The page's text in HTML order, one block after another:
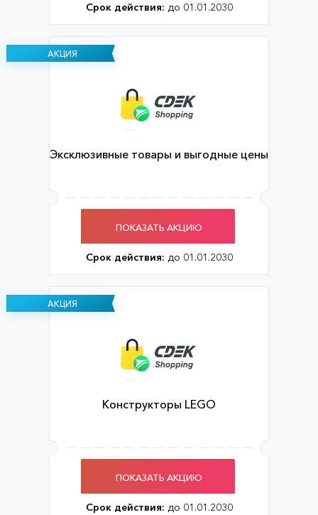
Срок действия: до 01.01.2030
АКЦИЯ
Эксклюзивные товары и выгодные цены
ПОКАЗАТЬ АКЦИЮ
Срок действия: до 01.01.2030
АКЦИЯ
Конструкторы LEGO
ПОКАЗАТЬ АКЦИЮ
Срок действия: до 01.01.2030